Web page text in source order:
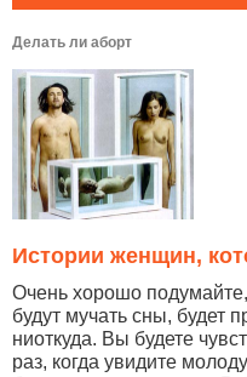
Делать ли аборт
Истории женщин,
Очень хорошо
будут мучать сны, будет
ниоткуда. Вы будете
раз, когда увидите